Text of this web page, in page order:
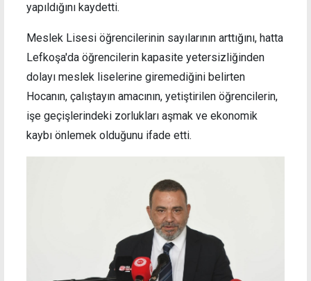
yapıldığını kaydetti.
Meslek Lisesi öğrencilerinin sayılarının arttığını, hatta
Lefkoşa'da öğrencilerin kapasite yetersizliğinden
dolayı meslek liselerine giremediğini belirten
Hocanın, çalıştayın amacının, yetiştirilen öğrencilerin,
işe geçişlerindeki zorlukları aşmak ve ekonomik
kaybı önlemek olduğunu ifade etti.